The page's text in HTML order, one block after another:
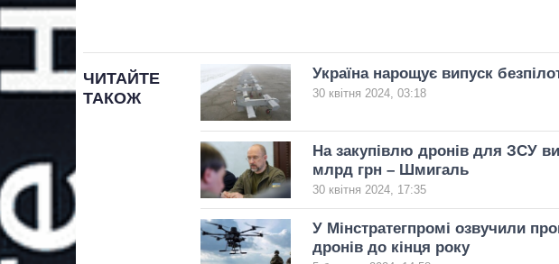
ЧИТАЙТЕ
ТАКОЖ
Україна нарощує випуск
30 квітня 2024, 03:18
На закупівлю дронів для ЗСУ
млрд грн – Шмигаль
30 квітня 2024, 17:35
У Мінстратегпромі озвучили
дронів до кінця року